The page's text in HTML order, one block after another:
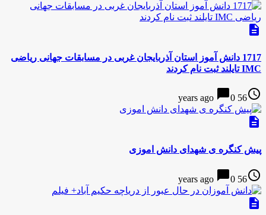
description
1717 دانش آموز استان آذربایجان غربی در مسابقات جهانی ریاضی
IMC تایلند ثبت نام کردند
access_time
56 years ago
chat_bubble0
description
پیش کنگره ی شهدای دانش اموزی
access_time
56 years ago
chat_bubble0
description